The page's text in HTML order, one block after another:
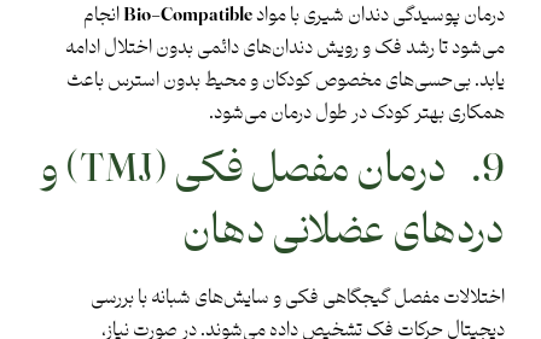
درمان پوسیدگی دندان شیری با موادBio-Compatibleانجام
می‌شود تا رشد فک و رویش دندان‌های دائمی بدون اختلال ادامه
یابد. بی‌حسی‌های مخصوص کودکان و محیط بدون استرس باعث
همکاری بهتر کودک در طول درمان می‌شود.
9. درمان مفصل فکی (TMJ) و
دردهای عضلانی دهان
اختلالات مفصل گیجگاهی فکی و سایش‌های شبانه با بررسی
دیجیتال حرکات فک تشخیص داده می‌شوند. در صورت نیاز،